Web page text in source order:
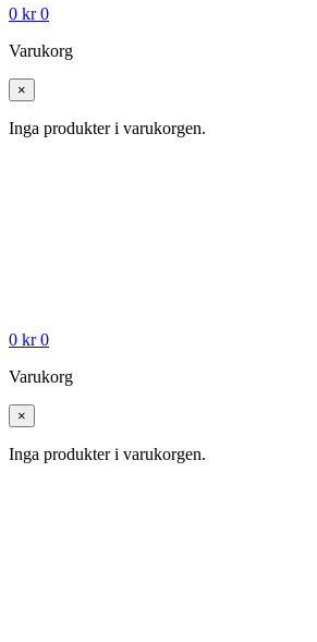
0 kr 0
Varukorg
×
Inga produkter i varukorgen.
0 kr 0
Varukorg
×
Inga produkter i varukorgen.